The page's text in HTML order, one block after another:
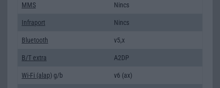
MMS Nincs
Infraport Nincs
Bluetooth v5,x
B/T extra A2DP
Wi-Fi (alap) g/b v6 (ax)